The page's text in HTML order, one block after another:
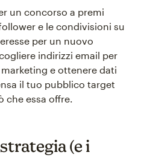
un concorso a premi
e le condivisioni su
per un nuovo
indirizzi email per
e ottenere dati
il tuo pubblico target
che essa offre.
(e i